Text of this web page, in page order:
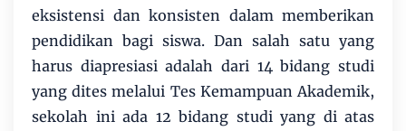
eksistensi dan konsisten dalam memberikan
pendidikan bagi siswa. Dan salah satu yang
harus diapresiasi adalah dari 14 bidang studi
yang dites melalui Tes Kemampuan Akademik,
sekolah ini ada 12 bidang studi yang di atas